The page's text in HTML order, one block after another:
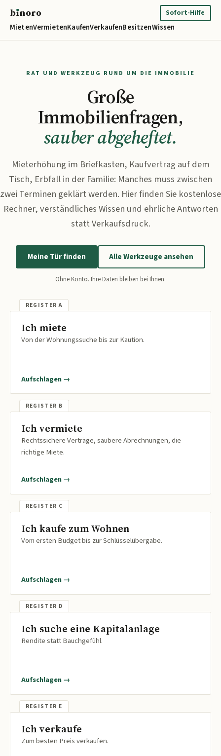
bınoro
MietenVermietenKaufenVerkaufenBesitzenWissen
Sofort-Hilfe
RAT UND WERKZEUG RUND UM DIE IMMOBILIE
Große
Immobilienfragen,
sauber abgeheftet.
Mieterhöhung im Briefkasten, Kaufvertrag auf dem
Tisch, Erbfall in der Familie: Manches muss zwischen
zwei Terminen geklärt werden. Hier finden Sie kostenlose
Rechner, verständliches Wissen und ehrliche Antworten
statt Verkaufsdruck.
Meine Tür finden Alle Werkzeuge ansehen
Ohne Konto. Ihre Daten bleiben bei Ihnen.
Ich miete
Von der Wohnungssuche bis zur Kaution.
Aufschlagen →
Ich vermiete
Rechtssichere Verträge, saubere Abrechnungen, die
richtige Miete.
Aufschlagen →
Ich kaufe zum Wohnen
Vom ersten Budget bis zur Schlüsselübergabe.
Aufschlagen →
Ich suche eine Kapitalanlage
Rendite statt Bauchgefühl.
Aufschlagen →
Ich verkaufe
Zum besten Preis verkaufen.